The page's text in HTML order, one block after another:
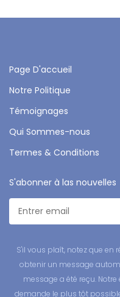
Page D'accueil
Notre Politique
Témoignages
Qui Sommes-nous
Termes & Conditions
S'abonner à las nouvelles
S'il vous plaît, notez que en
obtenir un message
message a été reçu.
demande le plus tôt